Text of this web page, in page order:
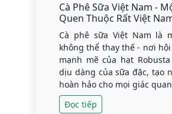
Cà Phê Sữa Việt Nam -
Quen Thuộc Rất Việt
Cà phê sữa Việt Nam là
không thể thay thế - nơi
mạnh mẽ của hạt
dịu dàng của sữa đặc, tạo
hoàn hảo cho mọi giác
Đọc tiếp